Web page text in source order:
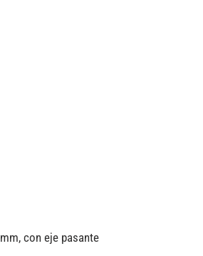
con eje pasante